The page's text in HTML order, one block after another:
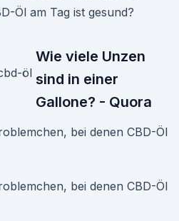
Öl am Tag ist gesund?
Wie viele Unzen
sind in einer
Gallone? - Quora
bei denen CBD-Öl
bei denen CBD-Öl